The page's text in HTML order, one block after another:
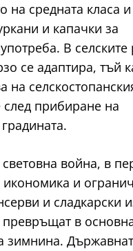
на средната класа и
и капачки за
В
се адаптира, тъй
на
след прибиране на
война, в
икономика и
и сладкарски
превръщат в
зимнина.